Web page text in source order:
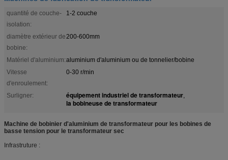
quantité de couche-
isolation:
1-2 couche
diamètre extérieur de
bobine:
200-600mm
Matériel d'aluminium:aluminium d'aluminium ou de tonnelier/bobine
Vitesse
d'enroulement:
0-30 r/min
Surligner: équipement industriel de transformateur,
la bobineuse de transformateur
Machine de bobinier d'aluminium de transformateur pour les bobines de
basse tension pour le transformateur sec
Infrastruture :